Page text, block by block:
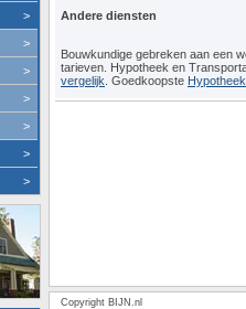
>
>
>
>
>
>
>
Andere diensten
Bouwkundige gebreken aan een
tarieven. Hypotheek en
vergelijk . Goedkoopste
Copyright BIJN.nl